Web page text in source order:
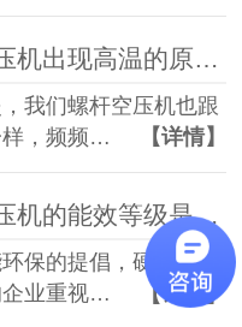
螺杆空压机出现高温的原因和解决方法
我们螺杆空压机也跟
样，频频…
【详情】
螺杆空压机的能效等级是如何划分的，您知道吗？
保的提倡，硬气了越
企业重视…
【详情】